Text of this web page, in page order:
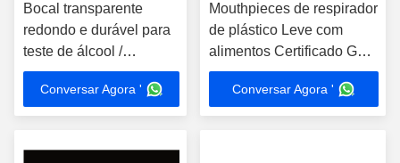
Bocal transparente
redondo e durável para
teste de álcool /
aplicações industriais
Conversar Agora '
Mouthpieces de respirador
de plástico Leve com
alimentos Certificado GB
4806.7-2016
Conversar Agora '